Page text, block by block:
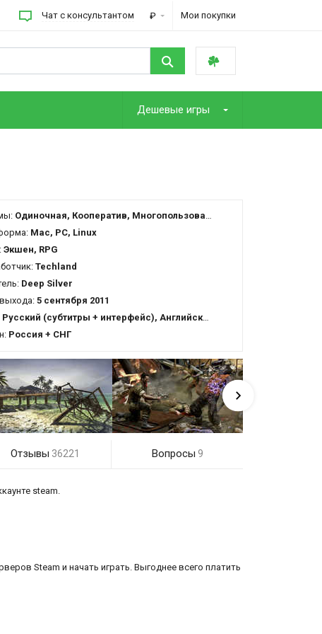
Чат с консультантом ₽ Мои покупки
Дешевые игры
Одиночная, Кооператив, Многопользовательская
Mac, PC, Linux
Экшен, RPG
Techland
Deep Silver
5 сентября 2011
Русский (субтитры + интерфейс), Английский (озвучка + субтитры + интерфейс)
Россия + СНГ
Отзывы 36221 Вопросы 9
steam.
Steam и начать играть. Выгоднее всего платить